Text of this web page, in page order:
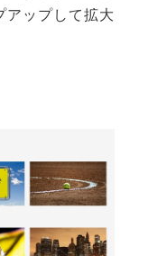
アップして拡大